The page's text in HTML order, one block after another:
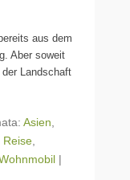
aus dem
Aber soweit
Landschaft
Asien,
Reise,
|